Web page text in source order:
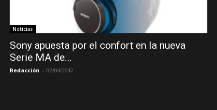
Noticias
Sony apuesta por el confort en la nueva
Serie MA de...
Redacción - 02/04/2012